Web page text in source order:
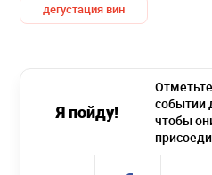
дегустация вин
Я пойду!
событии
чтобы